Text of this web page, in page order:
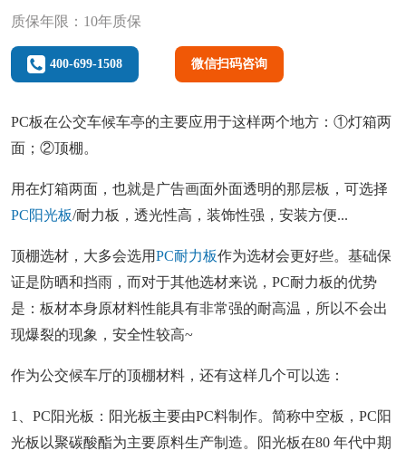
质保年限：10年质保
400-699-1508 微信扫码咨询
PC板在公交车候车亭的主要应用于这样两个地方：①灯箱两
面；②顶棚。
用在灯箱两面，也就是广告画面外面透明的那层板，可选择
PC阳光板/耐力板，透光性高，装饰性强，安装方便...
顶棚选材，大多会选用PC耐力板作为选材会更好些。基础保
证是防晒和挡雨，而对于其他选材来说，PC耐力板的优势
是：板材本身原材料性能具有非常强的耐高温，所以不会出
现爆裂的现象，安全性较高~
作为公交候车厅的顶棚材料，还有这样几个可以选：
1、PC阳光板：阳光板主要由PC料制作。简称中空板，PC阳
光板以聚碳酸酯为主要原料生产制造。阳光板在80 年代中期